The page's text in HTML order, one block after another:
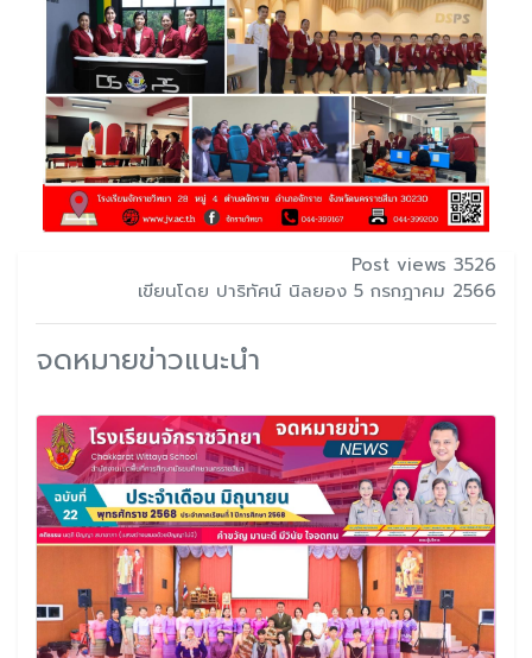
Post views 3526
เขียนโดย ปาริทัศน์ นิลยอง 5 กรกฎาคม 2566
จดหมายข่าวแนะนำ